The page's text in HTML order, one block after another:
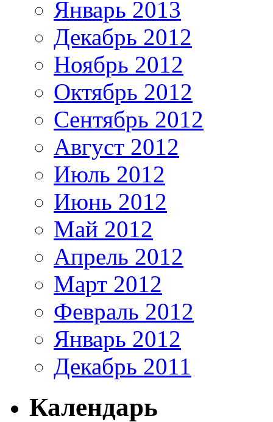
Январь 2013
Декабрь 2012
Ноябрь 2012
Октябрь 2012
Сентябрь 2012
Август 2012
Июль 2012
Июнь 2012
Май 2012
Апрель 2012
Март 2012
Февраль 2012
Январь 2012
Декабрь 2011
Календарь